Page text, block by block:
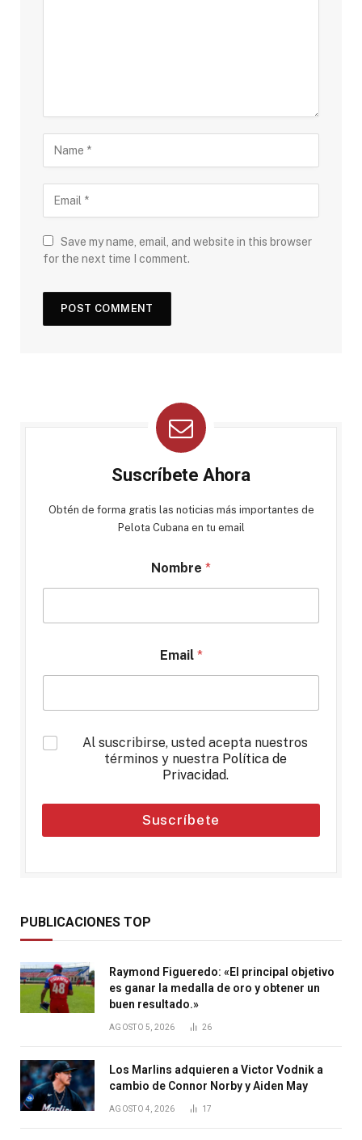
Save my name, email, and website in this browser
for the next time I comment.
Suscríbete Ahora
Obtén de forma gratis las noticias más importantes de
Pelota Cubana en tu email
Nombre *
Email *
*
Al suscribirse, usted acepta nuestros
términos y nuestra Política de
Privacidad.
Suscríbete
PUBLICACIONES TOP
Raymond Figueredo: «El principal objetivo
es ganar la medalla de oro y obtener un
buen resultado.»
AGOSTO 5, 2026 26
Los Marlins adquieren a Victor Vodnik a
cambio de Connor Norby y Aiden May
AGOSTO 4, 2026 17